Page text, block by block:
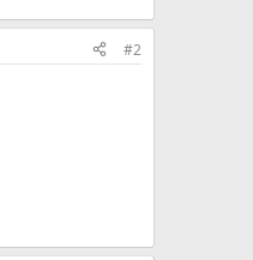
#2